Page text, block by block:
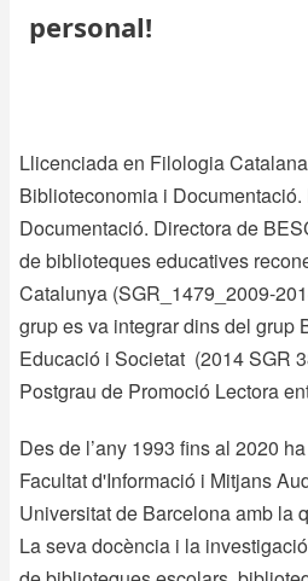
personal!
Llicenciada en Filologia
Biblioteconomia i Documentació.
Documentació. Directora de
de biblioteques educatives
Catalunya (SGR_1479_2009-
grup es va integrar dins del grup
Educació i Societat (2014 SGR
Postgrau de Promoció Lectora
Des de l’any 1993 fins al 2020
Facultat d'Informació i Mitjans
Universitat de Barcelonaamb la
La seva docència i la